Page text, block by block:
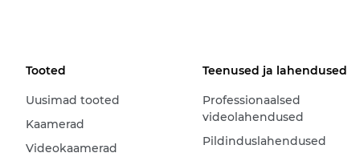
Tooted
Uusimad tooted
Kaamerad
Videokaamerad
Teenused ja lahendused
Professionaalsed
videolahendused
Pildinduslahendused